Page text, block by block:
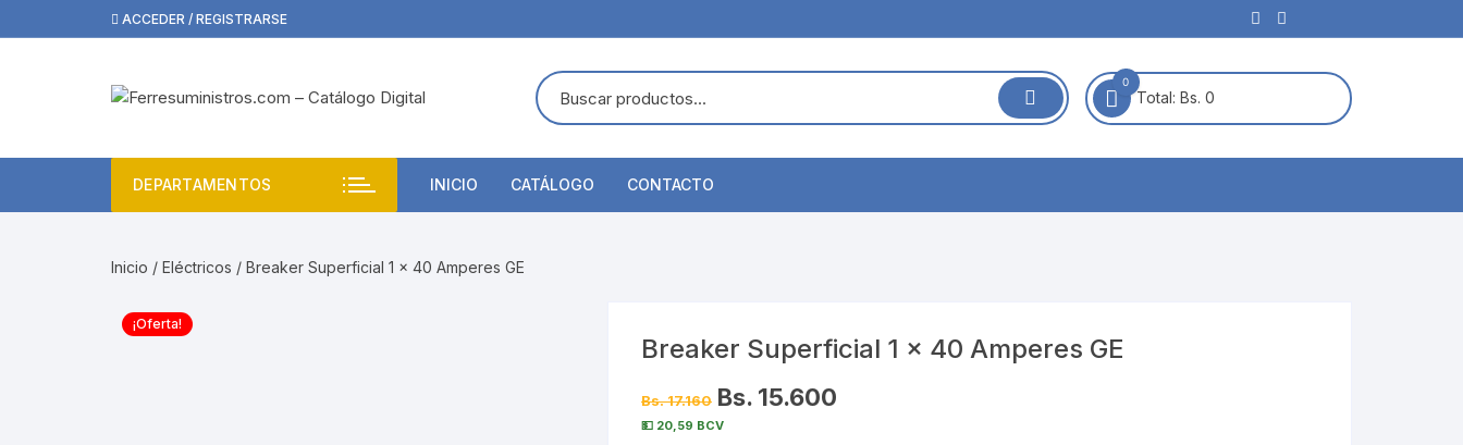
al
ACCEDER / REGISTRARSE
0
Total: Bs. 0
DEPARTAMENTOS INICIO CATÁLOGO CONTACTO
Inicio / Eléctricos / Breaker Superficial 1 x 40 Amperes GE
¡Oferta!
Breaker Superficial 1 x 40 Amperes GE
Bs. 17.160 Bs. 15.600
💵 20,59 BCV